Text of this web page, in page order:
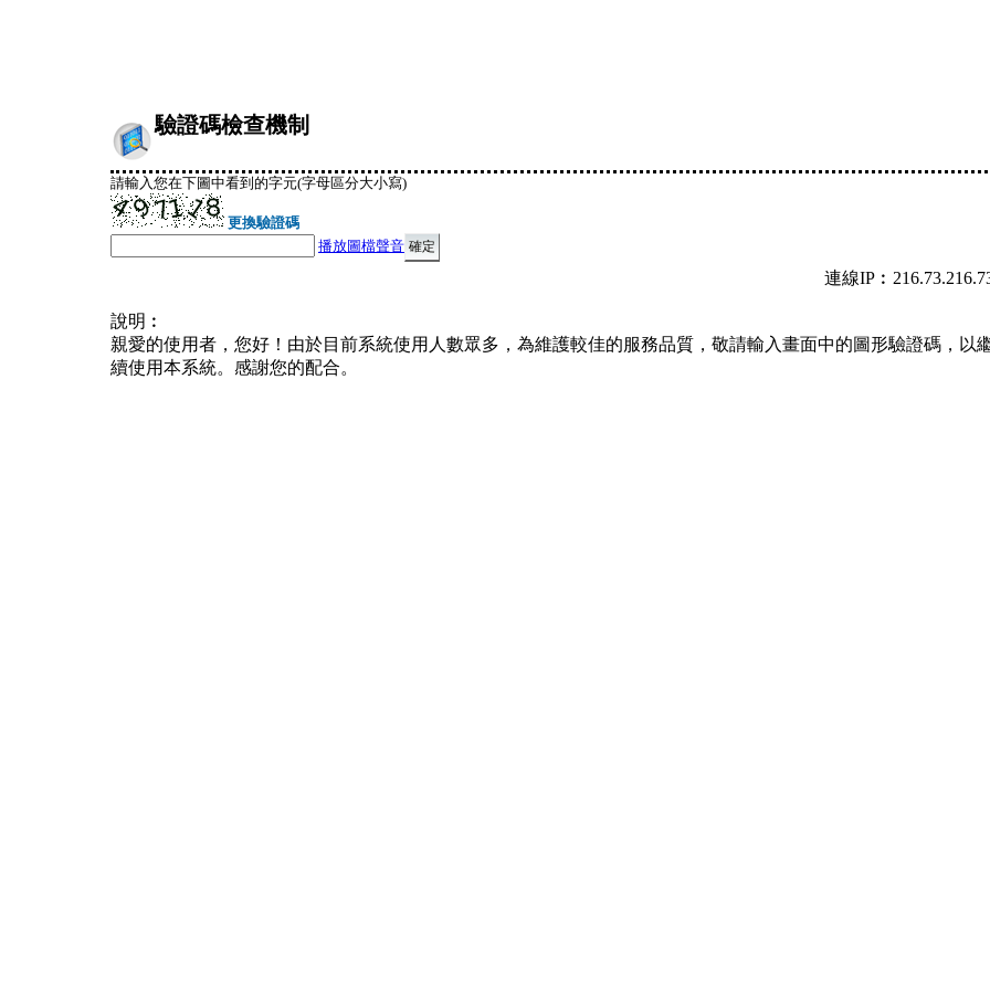
驗證碼檢查機制
請輸入您在下圖中看到的字元(字母區分大小寫)
更換驗證碼
播放圖檔聲音
連線
說明︰
親愛的使用者，您好！由於目前系統使用人數眾多，為維護較佳的服務品質，敬請輸入畫面中的圖形驗證碼，以
續使用本系統。感謝您的配合。